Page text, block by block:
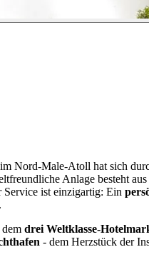
im Nord-Male-Atoll hat sich
Anlage besteht
Service ist einzigartig: Ein
.
drei Weltklasse-
- dem Herzstück der